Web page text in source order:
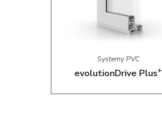
Systemy PVC
evolutionDrive Plus+